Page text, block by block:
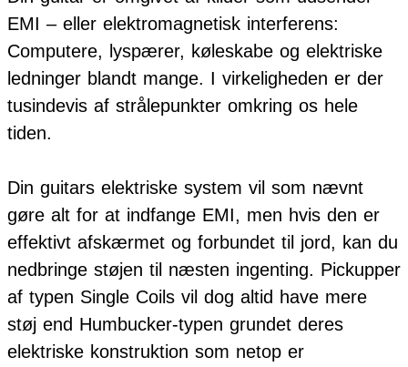
EMI – eller elektromagnetisk interferens:
Computere, lyspærer, køleskabe og elektriske
ledninger blandt mange. I virkeligheden er der
tusindevis af strålepunkter omkring os hele
tiden.
Din guitars elektriske system vil som nævnt
gøre alt for at indfange EMI, men hvis den er
effektivt afskærmet og forbundet til jord, kan du
nedbringe støjen til næsten ingenting. Pickupper
af typen Single Coils vil dog altid have mere
støj end Humbucker-typen grundet deres
elektriske konstruktion som netop er